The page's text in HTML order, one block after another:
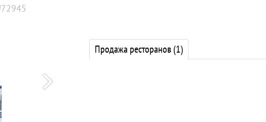
Продажа ресторанов(1)